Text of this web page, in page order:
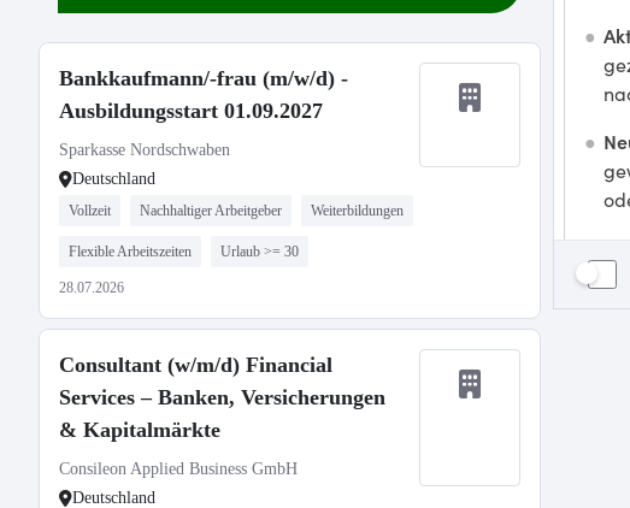
Bankkaufmann/-frau (m/w/d) -
Ausbildungsstart 01.09.2027
Sparkasse Nordschwaben
Deutschland
Vollzeit Nachhaltiger Arbeitgeber Weiterbildungen
Flexible Arbeitszeiten Urlaub >= 30
28.07.2026
Consultant (w/m/d) Financial
Services – Banken, Versicherungen
& Kapitalmärkte
Consileon Applied Business GmbH
Deutschland